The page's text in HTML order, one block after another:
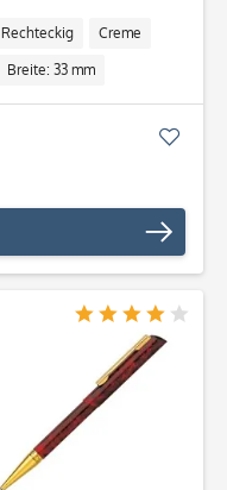
Rechteckig Creme
Breite: 33 mm